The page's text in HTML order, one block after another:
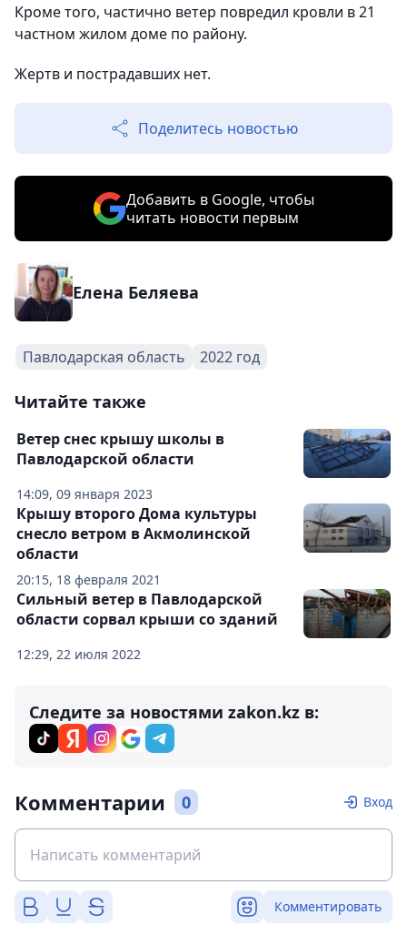
Кроме того, частично ветер повредил кровли в 21
частном жилом доме по району.
Жертв и пострадавших нет.
Поделитесь новостью
Добавить в Google, чтобы
читать новости первым
Елена Беляева
Павлодарская область 2022 год
Читайте также
14:09, 09 января 2023
Ветер снес крышу школы в
Павлодарской области
20:15, 18 февраля 2021
Крышу второго Дома культуры
снесло ветром в Акмолинской
области
12:29, 22 июля 2022
Сильный ветер в Павлодарской
области сорвал крыши со зданий
Следите за новостями zakon.kz в:
Комментарии 0 Вход
Комментировать